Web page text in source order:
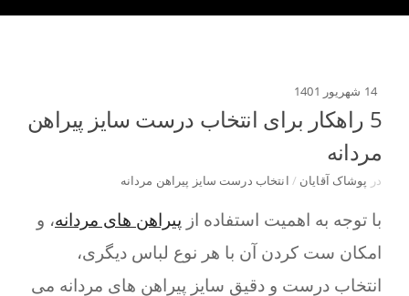
14 شهریور 1401
5 راهکار برای انتخاب درست سایز پیراهن
مردانه
در پوشاک آقایان / انتخاب درست سایز پیراهن مردانه
با توجه به اهمیت استفاده از پیراهن های مردانه، و
امکان ست کردن آن با هر نوع لباس دیگری،
انتخاب درست و دقیق سایز پیراهن های مردانه می